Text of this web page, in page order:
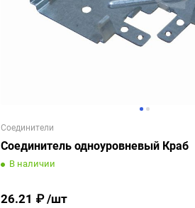
Соединители
Соединитель одноуровневый Краб
В наличии
26.21 ₽ /шт